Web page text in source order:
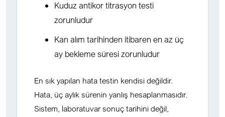
Kuduz antikor titrasyon testi
zorunludur
Kan alım tarihinden itibaren en az üç
ay bekleme süresi zorunludur
En sık yapılan hata testin kendisi değildir.
Hata, üç aylık sürenin yanlış hesaplanmasıdır.
Sistem, laboratuvar sonuç tarihini değil,